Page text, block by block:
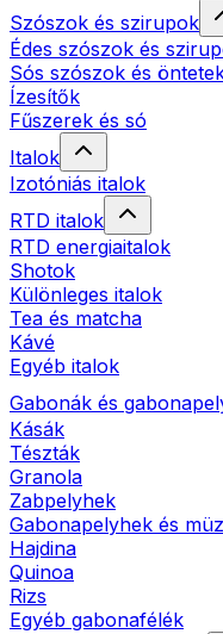
Szószok és szirupok
Édes szószok és
Sós szószok és
Ízesítők
Fűszerek és só
Italok
Izotóniás italok
RTD italok
RTD energiaitalok
Shotok
Különleges italok
Tea és matcha
Kávé
Egyéb italok
Gabonák és
Kásák
Tészták
Granola
Zabpelyhek
Gabonapelyhek és
Hajdina
Quinoa
Rizs
Egyéb gabonafélék